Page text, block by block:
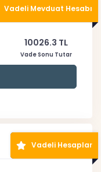
Vadeli Mevduat Hesabı
10026.3 TL
Vade Sonu Tutar
Vadeli Hesaplar